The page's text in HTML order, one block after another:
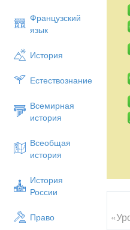
Французский
язык
История
Естествознание
Всемирная
история
Всеобщая
история
История
России
Право
Тип
-
-
-